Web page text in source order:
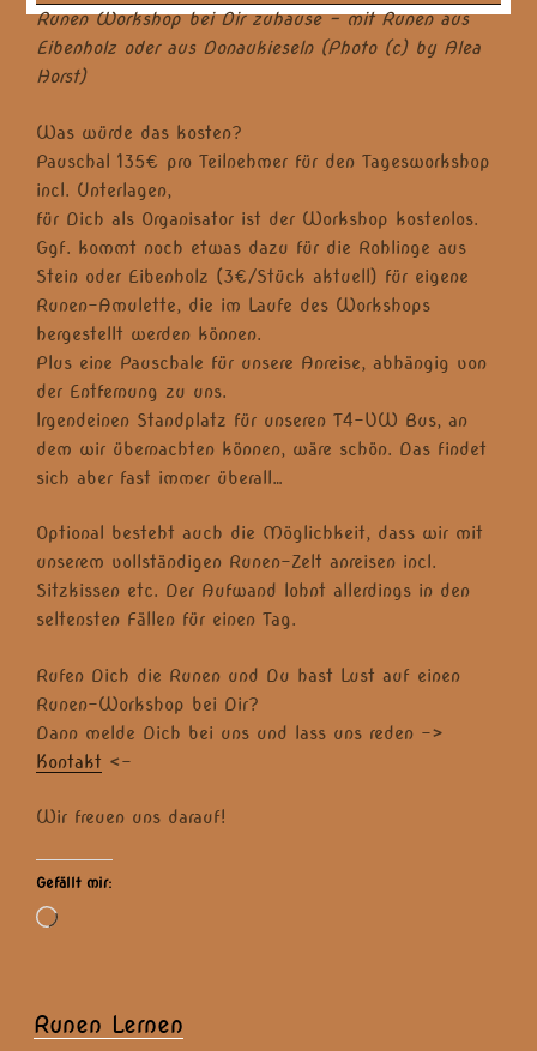
Runen Workshop bei Dir zuhause – mit Runen aus
Eibenholz oder aus Donaukieseln (Photo (c) by Alea
Horst)
Was würde das kosten?
Pauschal 135€ pro Teilnehmer für den Tagesworkshop
incl. Unterlagen,
für Dich als Organisator ist der Workshop kostenlos.
Ggf. kommt noch etwas dazu für die Rohlinge aus
Stein oder Eibenholz (3€/Stück aktuell) für eigene
Runen-Amulette, die im Laufe des Workshops
hergestellt werden können.
Plus eine Pauschale für unsere Anreise, abhängig von
der Entfernung zu uns.
Irgendeinen Standplatz für unseren T4-VW Bus, an
dem wir übernachten können, wäre schön. Das findet
sich aber fast immer überall…
Optional besteht auch die Möglichkeit, dass wir mit
unserem vollständigen Runen-Zelt anreisen incl.
Sitzkissen etc. Der Aufwand lohnt allerdings in den
seltensten Fällen für einen Tag.
Rufen Dich die Runen und Du hast Lust auf einen
Runen-Workshop bei Dir?
Dann melde Dich bei uns und lass uns reden ->
Kontakt <-
Wir freuen uns darauf!
Gefällt mir:
Wird
Runen Lernen